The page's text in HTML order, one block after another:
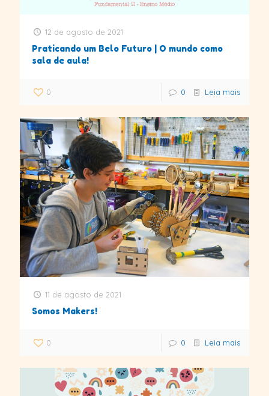
12 de agosto de 2021
Praticando um Belo Futuro | O mundo como
sala de aula!
0 0 Leia mais
11 de agosto de 2021
Somos Makers!
0 0 Leia mais